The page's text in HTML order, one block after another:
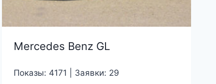
Mercedes Benz GL
Показы: 4171 | Заявки: 29